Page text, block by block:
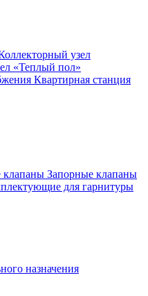
узел
«Теплый пол»
Квартирная станция
клапаны Запорные клапаны
для гарнитуры
назначения